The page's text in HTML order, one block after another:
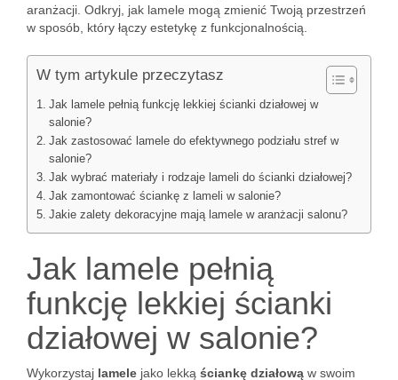
aranżacji. Odkryj, jak lamele mogą zmienić Twoją przestrzeń
w sposób, który łączy estetykę z funkcjonalnością.
W tym artykule przeczytasz
Jak lamele pełnią funkcję lekkiej ścianki działowej w
salonie?
Jak zastosować lamele do efektywnego podziału stref w
salonie?
Jak wybrać materiały i rodzaje lameli do ścianki działowej?
Jak zamontować ściankę z lameli w salonie?
Jakie zalety dekoracyjne mają lamele w aranżacji salonu?
Jak lamele pełnią
funkcję lekkiej ścianki
działowej w salonie?
Wykorzystaj lamele jako lekką ściankę działową w swoim